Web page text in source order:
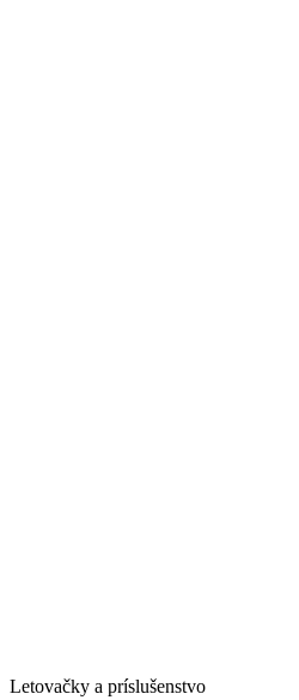
Letovačky a príslušenstvo